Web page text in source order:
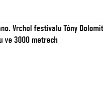
Vrchol festivalu Tóny Dolomit
ve 3000 metrech